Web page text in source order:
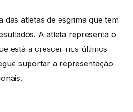
das atletas de esgrima que tem
A atleta representa o
está a crescer nos últimos
suportar a representação